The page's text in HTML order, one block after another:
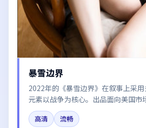
暴雪边界
2022年的《暴雪边界》在叙事上采
元素以战争为核心。出品面向美国市
黄渤、木村拓哉所饰角色推动关键反
讨论。
高清
流畅